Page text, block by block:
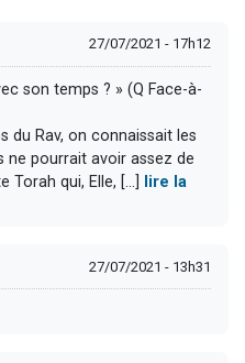
27/07/2021 - 17h12
son temps ? » (Q Face-à-
du Rav, on connaissait les
ne pourrait avoir assez de
qui, Elle, [...]
lire la
27/07/2021 - 13h31